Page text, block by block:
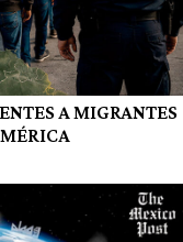
A MIGRANTES